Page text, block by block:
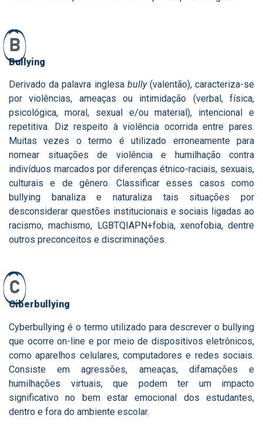
B
Bullying
Derivado da palavra inglesa bully (valentão), caracteriza-se
por violências, ameaças ou intimidação (verbal, física,
psicológica, moral, sexual e/ou material), intencional e
repetitiva. Diz respeito à violência ocorrida entre pares.
Muitas vezes o termo é utilizado erroneamente para
nomear situações de violência e humilhação contra
indivíduos marcados por diferenças étnico-raciais, sexuais,
culturais e de gênero. Classificar esses casos como
bullying banaliza e naturaliza tais situações por
desconsiderar questões institucionais e sociais ligadas ao
racismo, machismo, LGBTQIAPN+fobia, xenofobia, dentre
outros preconceitos e discriminações.
C
Ciberbullying
Cyberbullying é o termo utilizado para descrever o bullying
que ocorre on-line e por meio de dispositivos eletrônicos,
como aparelhos celulares, computadores e redes sociais.
Consiste em agressões, ameaças, difamações e
humilhações virtuais, que podem ter um impacto
significativo no bem estar emocional dos estudantes,
dentro e fora do ambiente escolar.